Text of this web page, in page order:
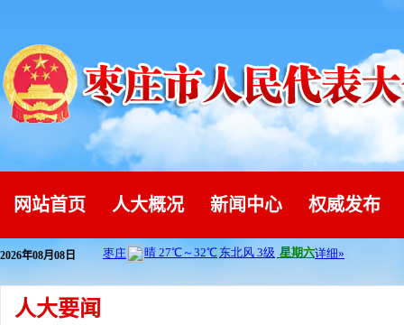
网站首页 人大概况 新闻中心 权威发布
2026年08月08日
人大要闻